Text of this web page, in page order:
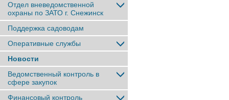
Отдел вневедомственной
охраны по ЗАТО г. Снежинск
Поддержка садоводам
Оперативные службы
Новости
Ведомственный контроль в
сфере закупок
Финансовый контроль